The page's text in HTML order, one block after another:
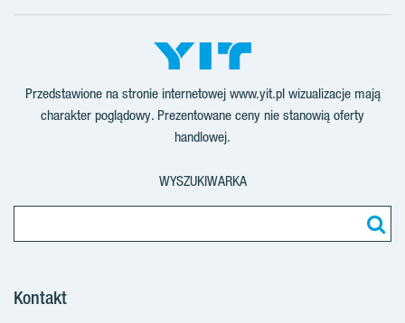
Facebook
LinkedInInstagram
YouTube
Przedstawione na stronie internetowej www.yit.pl wizualizacje mają
charakter poglądowy. Prezentowane ceny nie stanowią oferty
handlowej.
WYSZUKIWARKA
Kontakt